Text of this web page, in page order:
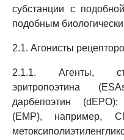
субстанции с
подобным
2.1. Агонисты
2.1.1. Агенты,
эритропоэтина
дарбепоэтин
(EMP), например,